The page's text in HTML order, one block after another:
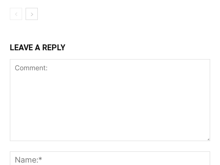
LEAVE A REPLY